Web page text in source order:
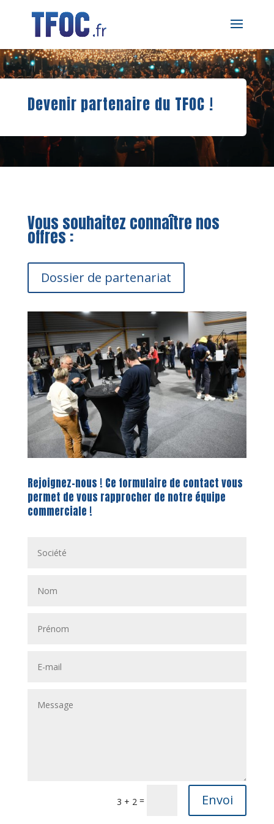
Devenir partenaire du TFOC !
Vous souhaitez connaître nos
offres :
Dossier de partenariat
Rejoignez-nous ! Ce formulaire de contact vous
permet de vous rapprocher de notre équipe
commerciale !
3 + 2 = Envoi